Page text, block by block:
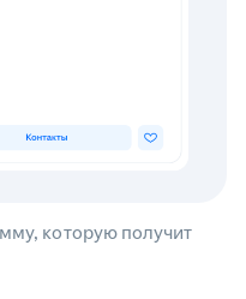
которую получит